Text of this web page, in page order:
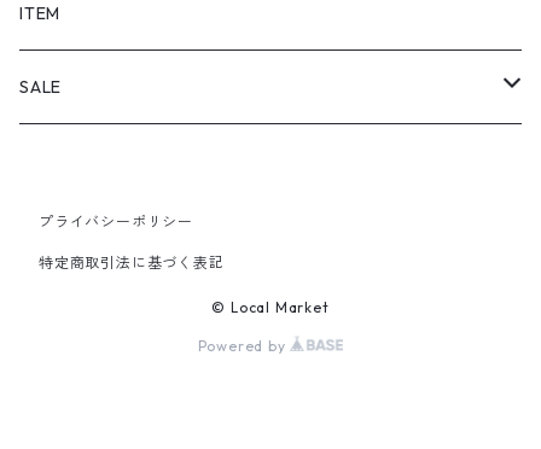
SHORTS
PANTS
ITEM
SALE
PANTS
プライバシーポリシー
特定商取引法に基づく表記
© Local Market
Powered by